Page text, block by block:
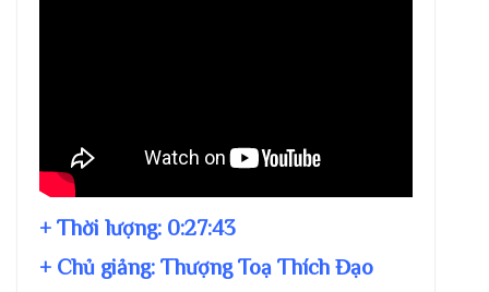
+ Thời lượng: 0:27:43
+ Chủ giảng: Thượng Toạ Thích Đạo